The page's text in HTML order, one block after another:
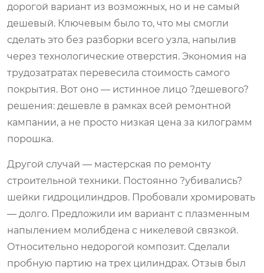
дорогой вариант из возможных, но и не самый
дешевый. Ключевым было то, что мы смогли
сделать это без разборки всего узла, напылив
через технологические отверстия. Экономия на
трудозатратах перевесила стоимость самого
покрытия. Вот оно — истинное лицо ?дешевого?
решения: дешевле в рамках всей ремонтной
кампании, а не просто низкая цена за килограмм
порошка.
Другой случай — мастерская по ремонту
строительной техники. Постоянно ?убивались?
шейки гидроцилиндров. Пробовали хромировать
— долго. Предложили им вариант с плазменным
напылением молибдена с никелевой связкой.
Относительно недорогой композит. Сделали
пробную партию на трех цилиндрах. Отзыв был